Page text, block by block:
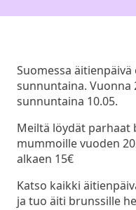
Suomessa
sunnuntaina. Vuonna
sunnuntaina 10.05.
Meiltä löydät parhaat
mummoille vuoden
alkaen 15€
Katso kaikki
ja tuo äiti brunssille